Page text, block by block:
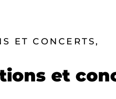
ET CONCERTS,
et